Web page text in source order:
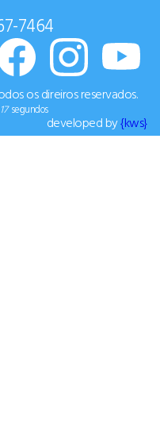
7464
os direiros reservados.
segundos
developed by{kws}